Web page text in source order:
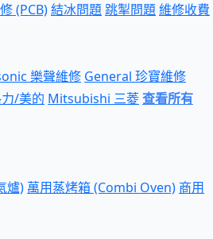
(PCB)結冰問題跳掣問題維修收費
樂聲維修 General 珍寶維修
/美的 Mitsubishi 三菱查看所有
爐) 萬用蒸烤箱 (Combi Oven) 商用